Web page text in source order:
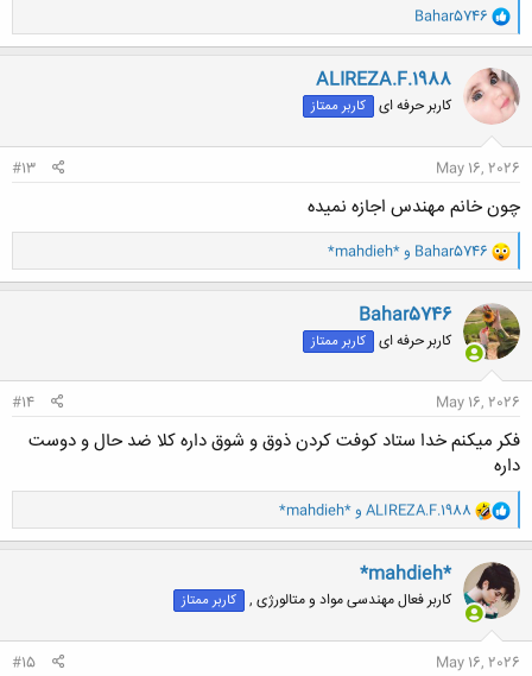
و
ا
ک
ن
ش
ه
ا
Bahar5746
ALIREZA.F.1988
کاربر حرفه ای کاربر ممتاز
May 16, 2026
#13
چون خانم مهندس اجازه نمیده
و
ا
ک
ن
ش
ه
ا
Bahar5746 و *mahdieh*
Bahar5746
کاربر حرفه ای کاربر ممتاز
May 16, 2026
#14
فکر میکنم خدا ستاد کوفت کردن ذوق و شوق داره کلا ضد حال و دوست
داره
و
ا
ک
ن
ش
ه
ا
:
ALIREZA.F.1988 و*mahdieh*
*mahdieh*
کاربر فعال مهندسی مواد و متالورژی , کاربر ممتاز
May 16, 2026
#15